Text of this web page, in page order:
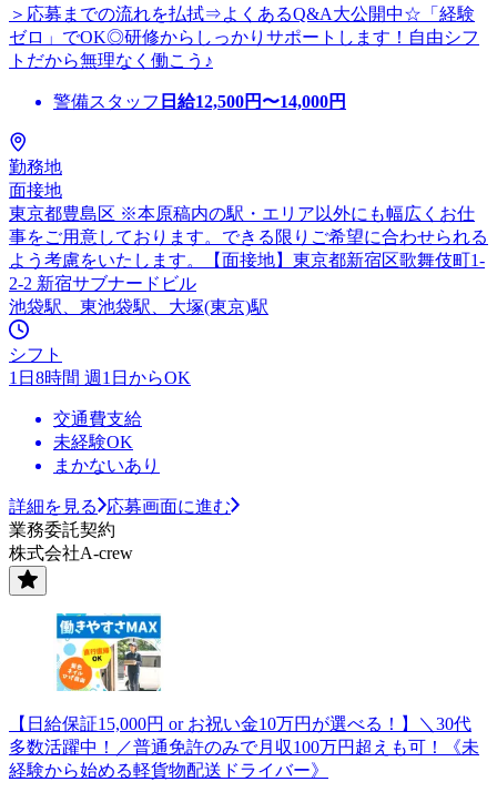
＞応募までの流れを払拭⇒よくあるQ&A大公開中☆「経験
ゼロ」でOK◎研修からしっかりサポートします！自由シフ
トだから無理なく働こう♪
警備スタッフ 日給12,500円〜14,000円
勤務地
面接地
東京都豊島区 ※本原稿内の駅・エリア以外にも幅広くお仕
事をご用意しております。できる限りご希望に合わせられる
よう考慮をいたします。【面接地】東京都新宿区歌舞伎町1-
2-2 新宿サブナードビル
池袋駅、東池袋駅、大塚(東京)駅
シフト
1日8時間 週1日からOK
交通費支給
未経験OK
まかないあり
詳細を見る
応募画面に進む
業務委託契約
株式会社A-crew
【日給保証15,000円 or お祝い金10万円が選べる！】＼30代
多数活躍中！／普通免許のみで月収100万円超えも可！《未
経験から始める軽貨物配送ドライバー》